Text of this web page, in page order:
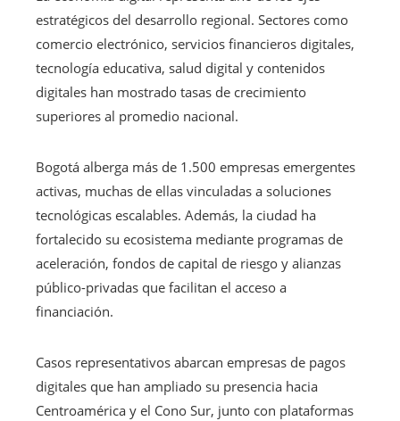
estratégicos del desarrollo regional. Sectores como
comercio electrónico, servicios financieros digitales,
tecnología educativa, salud digital y contenidos
digitales han mostrado tasas de crecimiento
superiores al promedio nacional.
Bogotá alberga más de 1.500 empresas emergentes
activas, muchas de ellas vinculadas a soluciones
tecnológicas escalables. Además, la ciudad ha
fortalecido su ecosistema mediante programas de
aceleración, fondos de capital de riesgo y alianzas
público-privadas que facilitan el acceso a
financiación.
Casos representativos abarcan empresas de pagos
digitales que han ampliado su presencia hacia
Centroamérica y el Cono Sur, junto con plataformas